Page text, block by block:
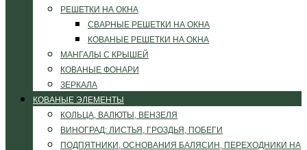
РЕШЕТКИ НА ОКНА
СВАРНЫЕ РЕШЕТКИ НА ОКНА
КОВАНЫЕ РЕШЕТКИ НА ОКНА
МАНГАЛЫ С КРЫШЕЙ
КОВАНЫЕ ФОНАРИ
ЗЕРКАЛА
КОВАНЫЕ ЭЛЕМЕНТЫ
КОЛЬЦА, ВАЛЮТЫ, ВЕНЗЕЛЯ
ВИНОГРАД: ЛИСТЬЯ, ГРОЗДЬЯ, ПОБЕГИ
ПОДПЯТНИКИ, ОСНОВАНИЯ БАЛЯСИН, ПЕРЕХОДНИКИ НА